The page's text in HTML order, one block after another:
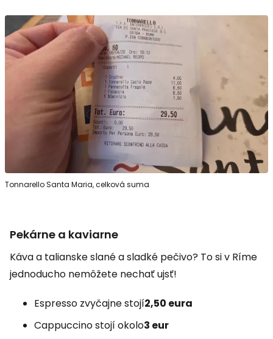
Tonnarello Santa Maria, celková suma
Pekárne a kaviarne
Káva a talianske slané a sladké pečivo? To si v Ríme
jednoducho nemôžete nechať ujsť!
Espresso zvyčajne stojí2,50 eura
Cappuccino stojí okolo3 eur